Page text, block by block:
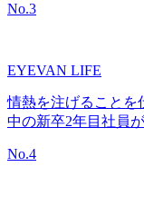
No.3
EYEVAN LIFE
情熱を注げることを
中の新卒2年目社員
No.4